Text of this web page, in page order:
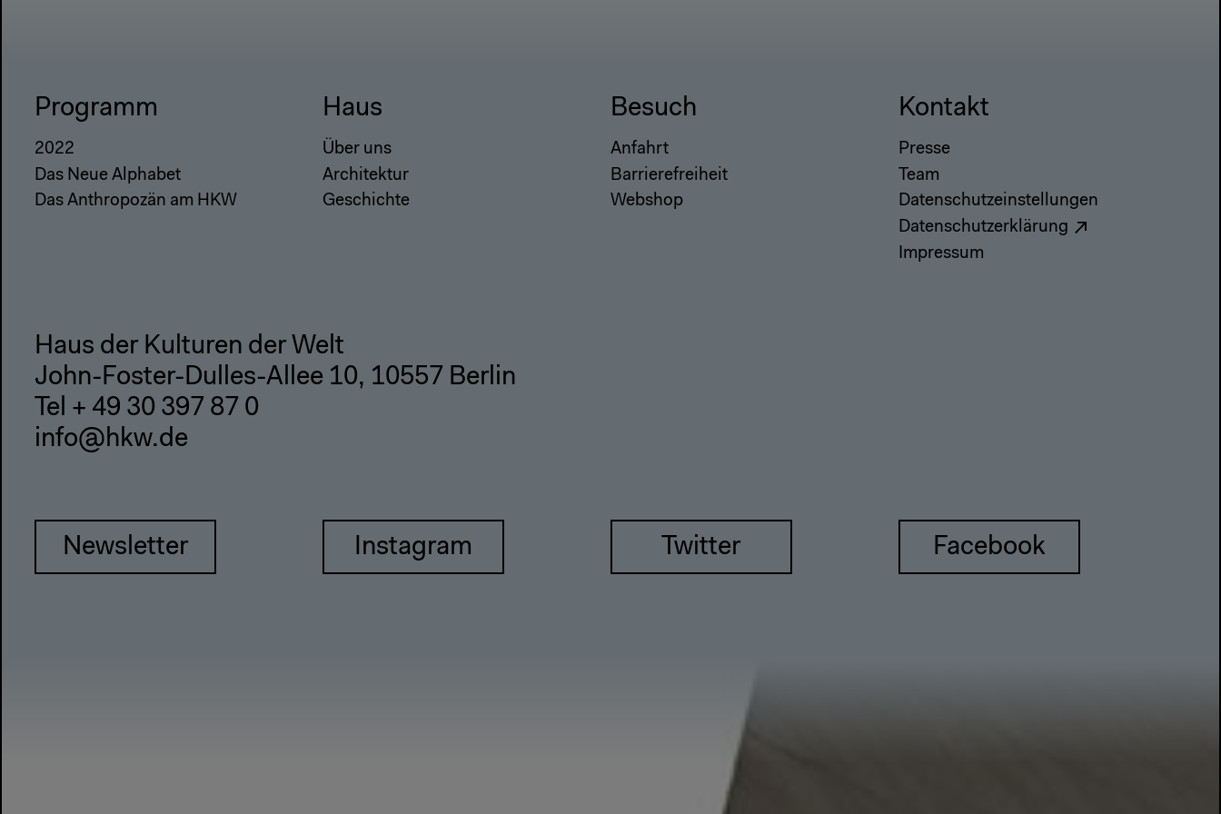
Programm
2022
Das Neue Alphabet
Das Anthropozän am HKW
Haus
Über uns
Architektur
Geschichte
Besuch
Anfahrt
Barrierefreiheit
Webshop
Kontakt
Presse
Team
Datenschutzeinstellungen
Datenschutzerklärung
Impressum
Haus der Kulturen der Welt
John-Foster-Dulles-Allee 10, 10557 Berlin
Tel + 49 30 397 87 0
info@hkw.de
Newsletter Instagram Twitter Facebook